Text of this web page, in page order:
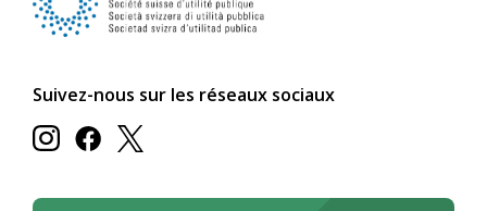
Suivez-nous sur les réseaux sociaux